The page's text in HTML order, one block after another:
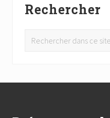
Rechercher